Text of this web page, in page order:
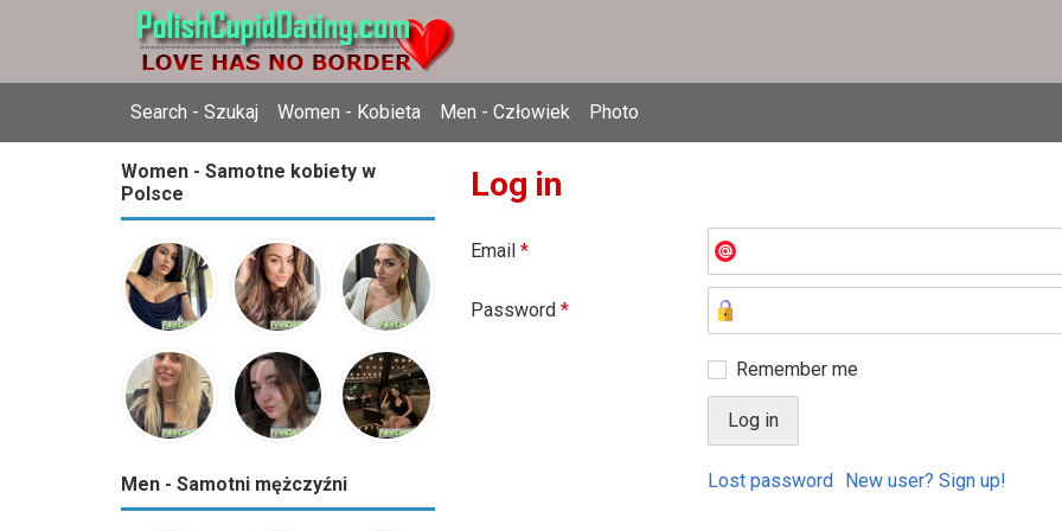
Search - Szukaj Women - Kobieta Men - Człowiek Photo
Women - Samotne kobiety w
Polsce
Men - Samotni mężczyźni
Log in
Email *
Password *
Remember me
Lost password New user? Sign up!